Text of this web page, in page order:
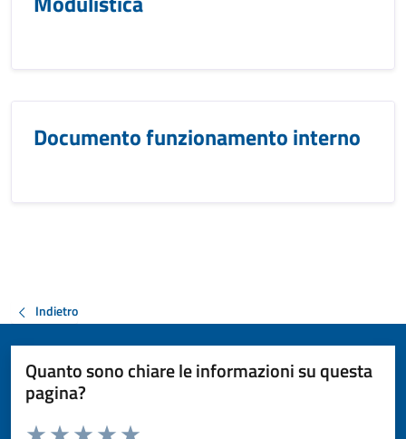
Documento funzionamento interno
Indietro
Quanto sono chiare le informazioni su questa
pagina?
Valuta da 1 a 5 stelle la pagina